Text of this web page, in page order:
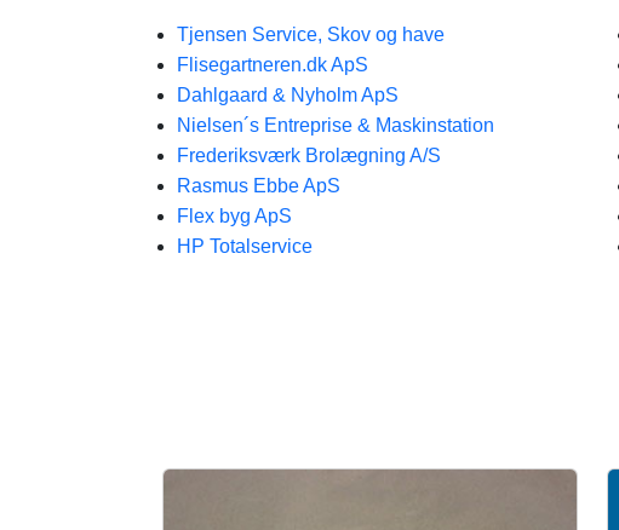
Tjensen Service, Skov og have
Flisegartneren.dk ApS
Dahlgaard & Nyholm ApS
Nielsen´s Entreprise & Maskinstation
Frederiksværk Brolægning A/S
Rasmus Ebbe ApS
Flex byg ApS
HP Totalservice